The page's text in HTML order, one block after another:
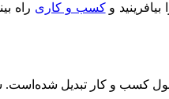
وکسب و کاری راه
کسب و کار تبدیل